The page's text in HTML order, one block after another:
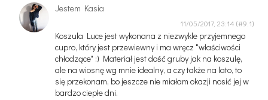
Jestem Kasia
11/05/2017, 23:14
Koszula Luce jest wykonana z niezwykle przyjemnego
cupro, który jest przewiewny i ma wręcz "właściwości
chłodzące" :) Materiał jest dość gruby jak na koszulę,
ale na wiosnę wg mnie idealny, a czy także na lato, to
się przekonam, bo jeszcze nie miałam okazji nosić jej w
bardzo ciepłe dni.